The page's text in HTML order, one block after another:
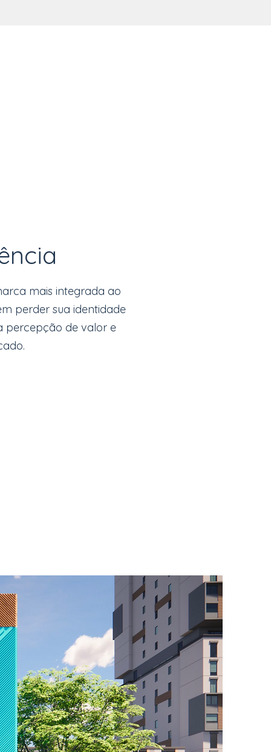
mais integrada ao
perder sua identidade
percepção de valor e